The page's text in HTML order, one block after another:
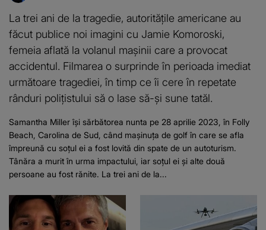
La trei ani de la tragedie, autoritățile americane au
făcut publice noi imagini cu Jamie Komoroski,
femeia aflată la volanul mașinii care a provocat
accidentul. Filmarea o surprinde în perioada imediat
următoare tragediei, în timp ce îi cere în repetate
rânduri polițistului să o lase să-și sune tatăl.
Samantha Miller își sărbătorea nunta pe 28 aprilie 2023, în Folly
Beach, Carolina de Sud, când mașinuța de golf în care se afla
împreună cu soțul ei a fost lovită din spate de un autoturism.
Tânăra a murit în urma impactului, iar soțul ei și alte două
persoane au fost rănite. La trei ani de la...